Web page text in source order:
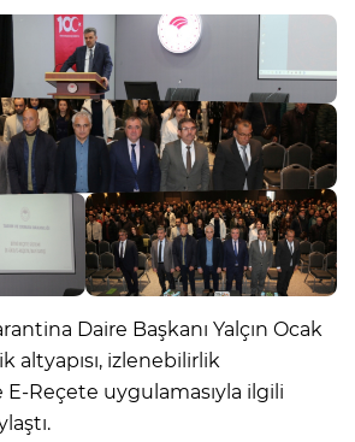
Daire Başkanı Yalçın Ocak
altyapısı, izlenebilirlik
E-Reçete uygulamasıyla ilgili